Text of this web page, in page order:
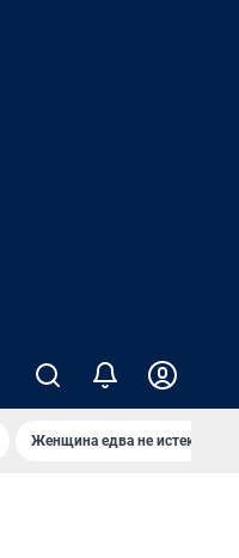
Женщина едва не истекла